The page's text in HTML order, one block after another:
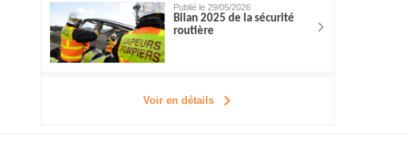
Publié le 29/05/2026
Bilan 2025 de la sécurité
routière
Voir en détails